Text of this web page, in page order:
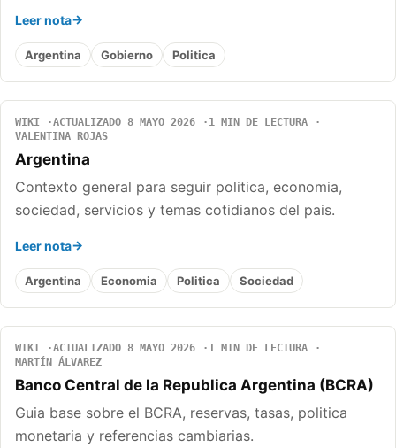
Leer nota
Argentina Gobierno Politica
WIKI ACTUALIZADO 8 MAYO 2026
1 MIN DE LECTURA
VALENTINA ROJAS
Argentina
Contexto general para seguir politica, economia,
sociedad, servicios y temas cotidianos del pais.
Leer nota
Argentina Economia Politica Sociedad
WIKI ACTUALIZADO 8 MAYO 2026
1 MIN DE LECTURA
MARTÍN ÁLVAREZ
Banco Central de la Republica Argentina (BCRA)
Guia base sobre el BCRA, reservas, tasas, politica
monetaria y referencias cambiarias.